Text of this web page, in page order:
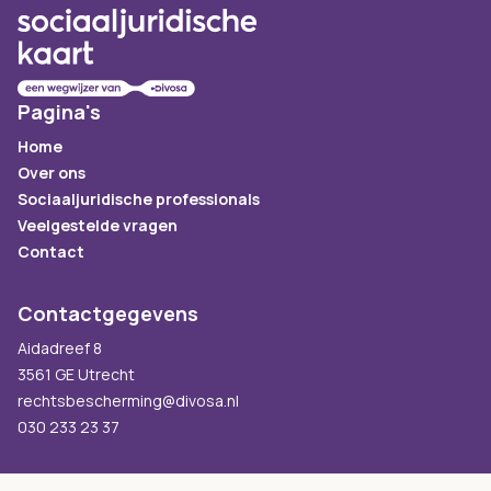
Pagina's
Home
Over ons
Sociaaljuridische professionals
Veelgestelde vragen
Contact
Contactgegevens
Aidadreef 8
3561 GE Utrecht
rechtsbescherming@divosa.nl
030 233 23 37